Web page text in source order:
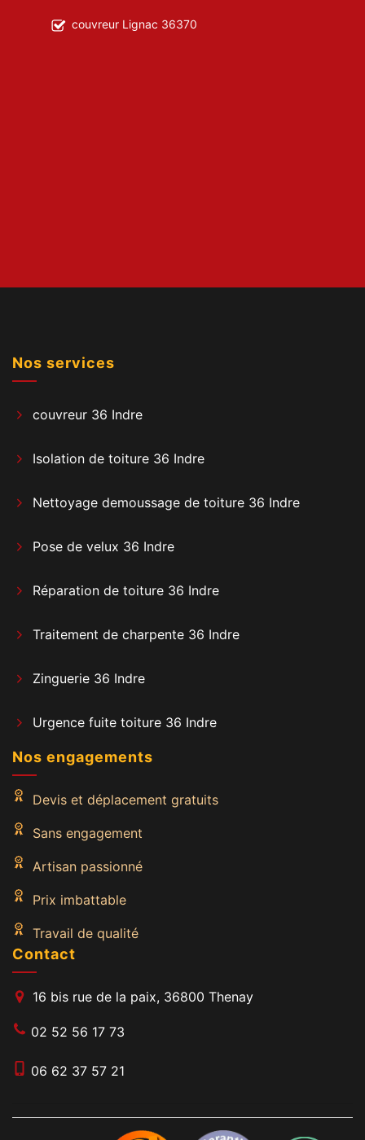
couvreur Lignac 36370
Nos services
couvreur 36 Indre
Isolation de toiture 36 Indre
Nettoyage demoussage de toiture 36 Indre
Pose de velux 36 Indre
Réparation de toiture 36 Indre
Traitement de charpente 36 Indre
Zinguerie 36 Indre
Urgence fuite toiture 36 Indre
Nos engagements
Devis et déplacement gratuits
Sans engagement
Artisan passionné
Prix imbattable
Travail de qualité
Contact
16 bis rue de la paix, 36800 Thenay
02 52 56 17 73
06 62 37 57 21